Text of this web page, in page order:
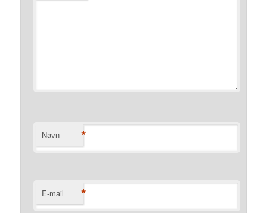
Navn *
E-mail *